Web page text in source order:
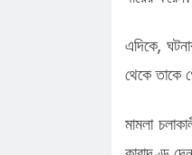
এদিকে,
থেকে তাকে
মামলা